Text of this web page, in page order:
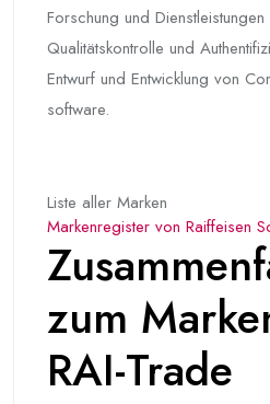
Forschung und
Qualitätskontrolle und
Entwurf und Entwicklung von
software.
Liste aller Marken
Markenregister von Raiffeisen
zum
RAI-Trade